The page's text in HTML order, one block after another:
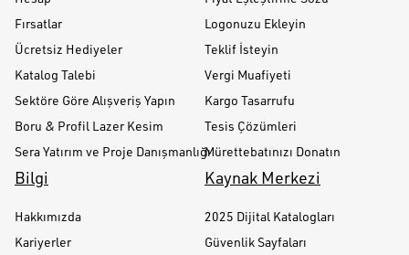
Fırsatlar
Ücretsiz Hediyeler
Katalog Talebi
Sektöre Göre Alışveriş Yapın
Boru & Profil Lazer Kesim
Sera Yatırım ve Proje Danışmanlığı
Logonuzu Ekleyin
Teklif İsteyin
Vergi Muafiyeti
Kargo Tasarrufu
Tesis Çözümleri
Mürettebatınızı Donatın
Bilgi
Hakkımızda
Kariyerler
Kaynak Merkezi
2025 Dijital Katalogları
Güvenlik Sayfaları